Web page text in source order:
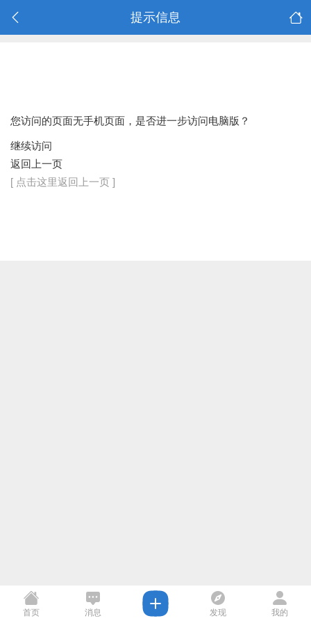
提示信息
您访问的页面无手机页面，是否进一步访问电脑版？
继续访问
返回上一页
[ 点击这里返回上一页 ]
首页 消息 发现 我的